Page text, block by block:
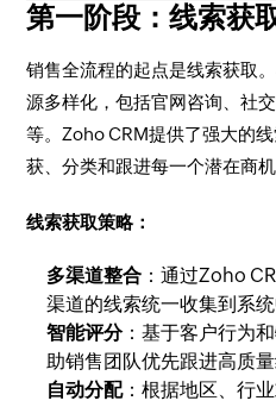
第一阶段：线索获
销售全流程的起点是线索获取
源多样化，包括官网咨询、社
等。Zoho CRM提供了强大的
获、分类和跟进每一个潜在商机
线索获取策略：
多渠道整合 ：通过Zoho
渠道的线索统一收集到系
智能评分：基于客户行为
助销售团队优先跟进高质
自动分配：根据地区、行